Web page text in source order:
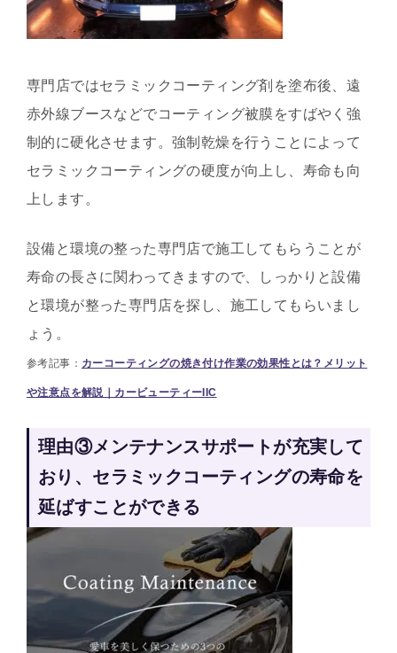
専門店ではセラミックコーティング剤を塗布後、遠
赤外線ブースなどでコーティング被膜をすばやく強
制的に硬化させます。強制乾燥を行うことによって
セラミックコーティングの硬度が向上し、寿命も向
上します。
設備と環境の整った専門店で施工してもらうことが
寿命の長さに関わってきますので、しっかりと設備
と環境が整った専門店を探し、施工してもらいまし
ょう。
参考記事： カーコーティングの焼き付け作業の効果性とは？メリット
や注意点を解説｜カービューティーIIC
理由③メンテナンスサポートが充実して
おり、セラミックコーティングの寿命を
延ばすことができる